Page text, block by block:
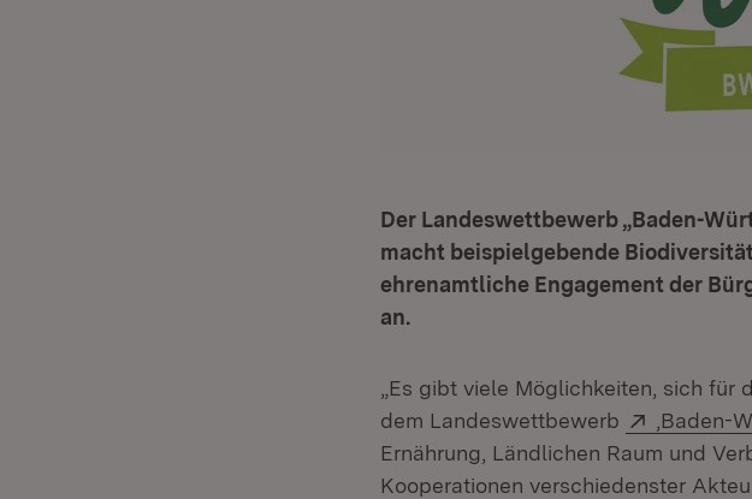
Der Landeswettbewerb „Baden-
macht beispielgebende
ehrenamtliche Engagement der
an.
„Es gibt viele Möglichkeiten, sich für
dem Landeswettbewerb
Extern:
‚Baden-
Ernährung, Ländlichen Raum und
Kooperationen verschiedenster